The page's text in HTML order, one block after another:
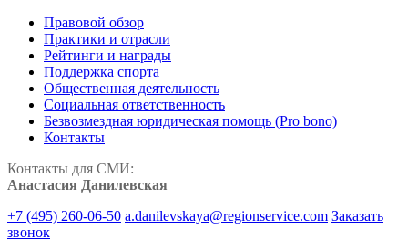
Правовой обзор
Практики и отрасли
Рейтинги и награды
Поддержка спорта
Общественная деятельность
Социальная ответственность
Безвозмездная юридическая помощь (Pro bono)
Контакты
Контакты для СМИ:
Анастасия Данилевская
+7 (495) 260-06-50 a.danilevskaya@regionservice.com Заказать
звонок